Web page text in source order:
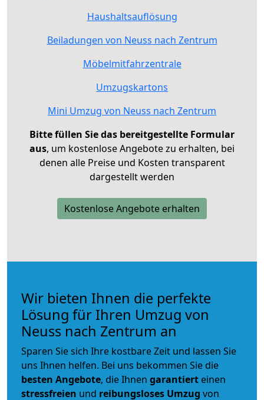
Haushaltsauflösung
Beiladungen von Neuss nach Zentrum
Möbelmitfahrzentrale
Umzugskartons
Mini Umzug von Neuss nach Zentrum
Bitte füllen Sie das bereitgestellte Formular
aus, um kostenlose Angebote zu erhalten, bei
denen alle Preise und Kosten transparent
dargestellt werden
Kostenlose Angebote erhalten
Wir bieten Ihnen die perfekte
Lösung für Ihren Umzug von
Neuss nach Zentrum an
Sparen Sie sich Ihre kostbare Zeit und lassen Sie
uns Ihnen helfen. Bei uns bekommen Sie die
besten Angebote, die Ihnen garantiert einen
stressfreien und reibungsloses Umzug von